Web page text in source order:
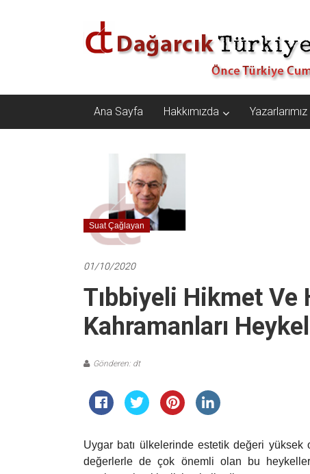
Dağarcık
Türkiye
Türkiye
Cumhuriyeti…
Ana Sayfa Hakkımızda Yazarlarımız
Suat Çağlayan
01/10/2020
Tıbbiyeli Hikmet Ve
Kahramanları
Gönderen: dt
Uygar batı ülkelerinde estetik değeri yüksek
değerlerle de çok önemli olan bu